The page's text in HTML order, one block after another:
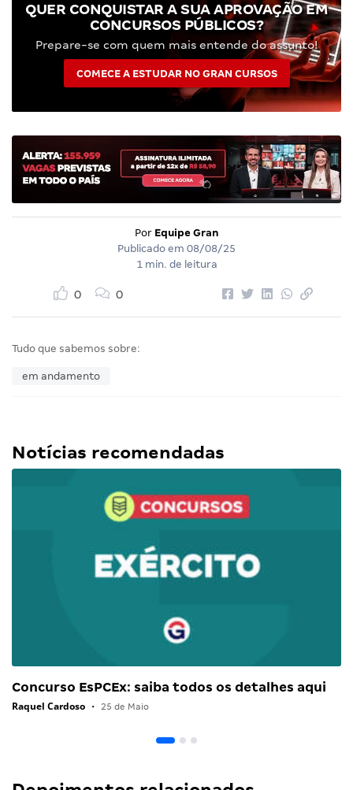
QUER CONQUISTAR A SUA APROVAÇÃO EM
CONCURSOS PÚBLICOS?
Prepare-se com quem mais entende do assunto!
COMECE A ESTUDAR NO GRAN CURSOS
Por Equipe Gran
Publicado em 08/08/25
1 min. de leitura
0 0
Tudo que sabemos sobre:
em andamento
Notícias recomendadas
Concurso EsPCEx: saiba todos os detalhes aqui
Raquel Cardoso • 25 de Maio